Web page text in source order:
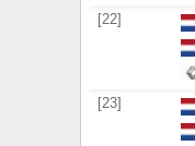
[22]
[23]